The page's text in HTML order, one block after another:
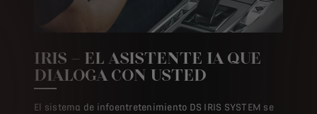
IRIS – EL ASISTENTE IA QUE
DIALOGA CON USTED
El sistema de infoentretenimiento DS IRIS SYSTEM se